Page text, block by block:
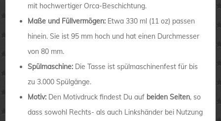
mit hochwertiger Orca-Beschichtung.
Maße und Füllvermögen: Etwa 330 ml (11 oz) passen
hinein. Sie ist 95 mm hoch und hat einen Durchmesser
von 80 mm.
Spülmaschine: Die Tasse ist spülmaschinenfest für bis
zu 3.000 Spülgänge.
Motiv: Den Motivdruck findest Du auf beiden Seiten, so
dass sowohl Rechts- als auch Linkshänder bei Nutzung